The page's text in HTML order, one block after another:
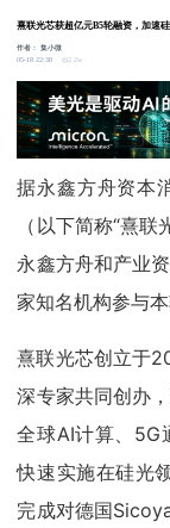
熹联光芯获超亿元B5轮融资，加速
作者：集小微
05-18 22:38
2.2w
据永鑫方舟资本
（以下简称“熹
永鑫方舟和产业
家知名机构参与本
熹联光芯创立于
深专家共同创办
全球AI计算、5G
快速实施在硅光
完成对德国